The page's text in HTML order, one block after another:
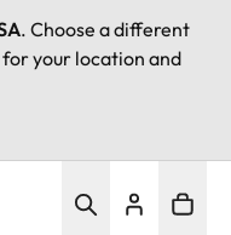
. Choose a different
your location and